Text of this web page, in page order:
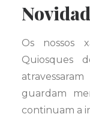
Os nossos
Quiosques
guardam
continuam a